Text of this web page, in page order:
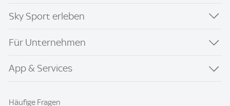
Sky Sport erleben
Für Unternehmen
App & Services
Häufige Fragen